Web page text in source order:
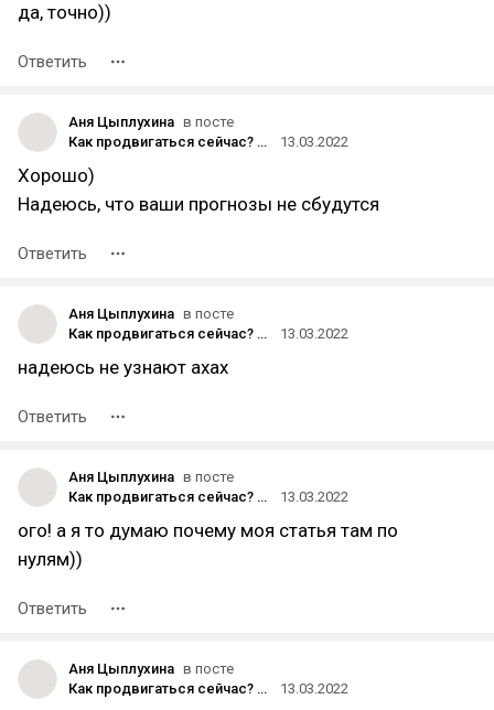
да, точно))
Ответить
Аня Цыплухина в посте
Как продвигаться сейчас? Инстаграм закрывают, ТикТок уже закрыт, на очереди Ютуб…
13.03.2022
Хорошо)
Надеюсь, что ваши прогнозы не сбудутся
Ответить
Аня Цыплухина в посте
Как продвигаться сейчас? Инстаграм закрывают, ТикТок уже закрыт, на очереди Ютуб…
13.03.2022
надеюсь не узнают ахах
Ответить
Аня Цыплухина в посте
Как продвигаться сейчас? Инстаграм закрывают, ТикТок уже закрыт, на очереди Ютуб…
13.03.2022
ого! а я то думаю почему моя статья там по
нулям))
Ответить
Аня Цыплухина в посте
Как продвигаться сейчас? Инстаграм закрывают, ТикТок уже закрыт, на очереди Ютуб…
13.03.2022